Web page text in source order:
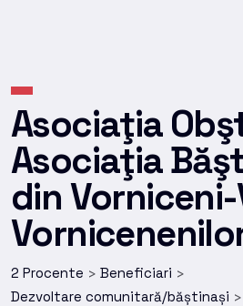
Asociaţia
Asociaţia
din
2 Procente > Beneficiari >
Dezvoltare comunitară/băștinași >